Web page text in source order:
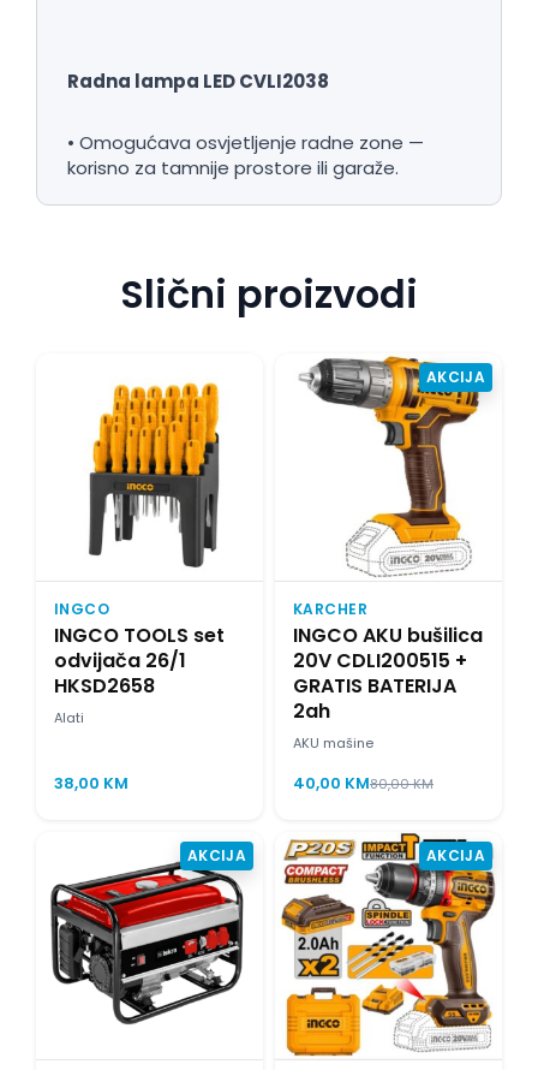
Radna lampa LED CVLI2038
• Omogućava osvjetljenje radne zone —
korisno za tamnije prostore ili garaže.
Slični proizvodi
INGCO
INGCO TOOLS set
odvijača 26/1
HKSD2658
Alati
38,00 KM
AKCIJA
KARCHER
INGCO AKU bušilica
20V CDLI200515 +
GRATIS BATERIJA
2ah
AKU mašine
40,00 KM80,00KM
AKCIJA AKCIJA